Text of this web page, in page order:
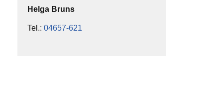
Helga Bruns
Tel.: 04657-621